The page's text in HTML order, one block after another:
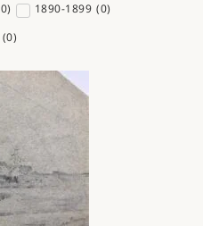
0) 1890-1899 (0)
(0)